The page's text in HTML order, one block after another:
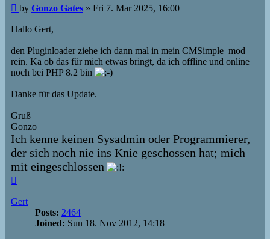
Post
by Gonzo Gates » Fri 7. Mar 2025, 16:00
Hallo Gert,
den Pluginloader ziehe ich dann mal in mein CMSimple_mod
rein. Ka ob das für mich etwas bringt, da ich offline und online
noch bei PHP 8.2 bin
Danke für das Update.
Gruß
Gonzo
Ich kenne keinen Sysadmin oder Programmierer,
der sich noch nie ins Knie geschossen hat; mich
mit eingeschlossen
Gert
Posts: 2464
Joined: Sun 18. Nov 2012, 14:18